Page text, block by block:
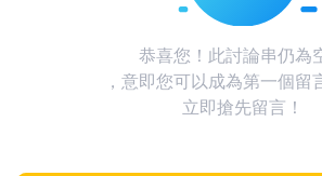
恭喜您！此討論串仍為
，意即您可以成為第一個留
立即搶先留言！